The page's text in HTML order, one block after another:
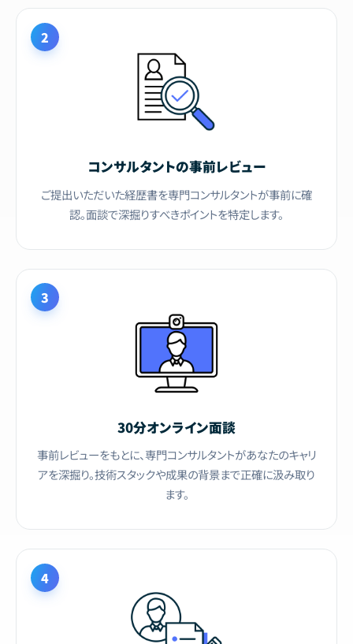
2
コンサルタントの事前レビュー
ご提出いただいた経歴書を専門コンサルタントが事前に確
認。面談で深掘りすべきポイントを特定します。
3
30分オンライン面談
事前レビューをもとに、専門コンサルタントがあなたのキャリ
アを深掘り。技術スタックや成果の背景まで正確に汲み取り
ます。
4